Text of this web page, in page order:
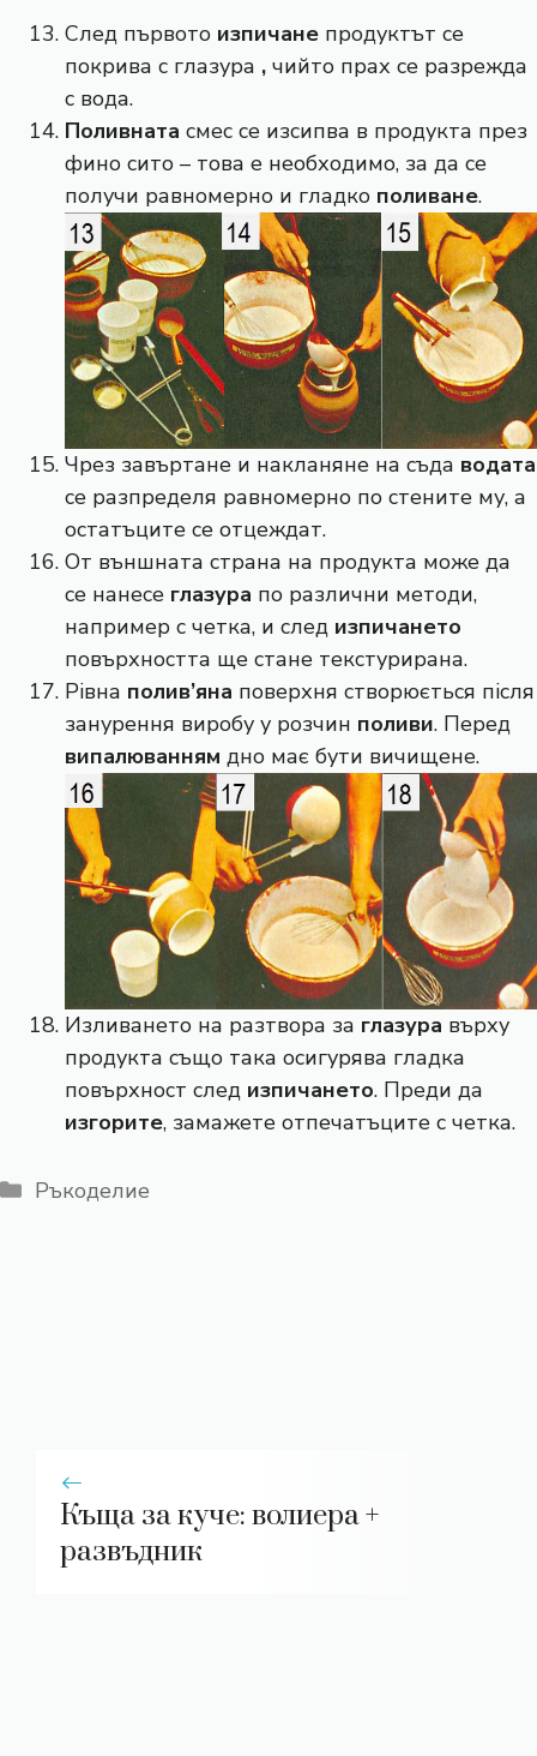
След първото изпичане продуктът се
покрива с глазура , чийто прах се разрежда
с вода.
Поливната смес се изсипва в продукта през
фино сито – това е необходимо, за да се
получи равномерно и гладко поливане.
Чрез завъртане и накланяне на съда водата
се разпределя равномерно по стените му, а
остатъците се отцеждат.
От външната страна на продукта може да
се нанесе глазура по различни методи,
например с четка, и след изпичането
повърхността ще стане текстурирана.
Рівна полив’яна поверхня створюється після
занурення виробу у розчин поливи. Перед
випалюванням дно має бути вичищене.
Изливането на разтвора за глазура върху
продукта също така осигурява гладка
повърхност след изпичането. Преди да
изгорите, замажете отпечатъците с четка.
Категории
Ръкоделие
Къща за куче: волиера +
развъдник